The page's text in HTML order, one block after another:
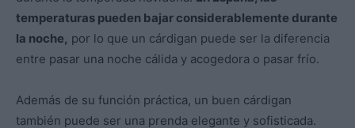
temperaturas pueden bajar considerablemente durante
la noche, por lo que un cárdigan puede ser la diferencia
entre pasar una noche cálida y acogedora o pasar frío.
Además de su función práctica, un buen cárdigan
también puede ser una prenda elegante y sofisticada.